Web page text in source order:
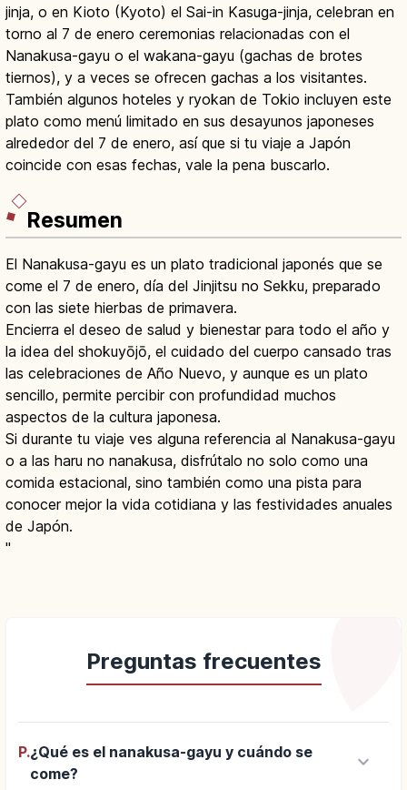
jinja, o en Kioto (Kyoto) el Sai-in Kasuga-jinja, celebran en
torno al 7 de enero ceremonias relacionadas con el
Nanakusa-gayu o el wakana-gayu (gachas de brotes
tiernos), y a veces se ofrecen gachas a los visitantes.
También algunos hoteles y ryokan de Tokio incluyen este
plato como menú limitado en sus desayunos japoneses
alrededor del 7 de enero, así que si tu viaje a Japón
coincide con esas fechas, vale la pena buscarlo.
Resumen
El Nanakusa-gayu es un plato tradicional japonés que se
come el 7 de enero, día del Jinjitsu no Sekku, preparado
con las siete hierbas de primavera.
Encierra el deseo de salud y bienestar para todo el año y
la idea del shokuyōjō, el cuidado del cuerpo cansado tras
las celebraciones de Año Nuevo, y aunque es un plato
sencillo, permite percibir con profundidad muchos
aspectos de la cultura japonesa.
Si durante tu viaje ves alguna referencia al Nanakusa-gayu
o a las haru no nanakusa, disfrútalo no solo como una
comida estacional, sino también como una pista para
conocer mejor la vida cotidiana y las festividades anuales
de Japón.
"
Preguntas frecuentes
P.¿Qué es el nanakusa-gayu y cuándo se
come?
keyboard_arrow_down